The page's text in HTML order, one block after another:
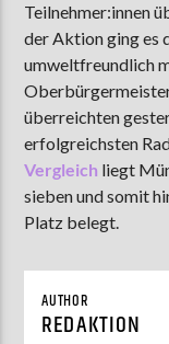
AKTUELLE SENDUNG
00:00
ZU HÖREN IN
Teilnehmer:innen
der Aktion ging es
umweltfreundlich
überreichten
erfolgreichsten
Vergleich liegt
sieben und somit
Platz belegt.
AUTHOR
REDAKTION